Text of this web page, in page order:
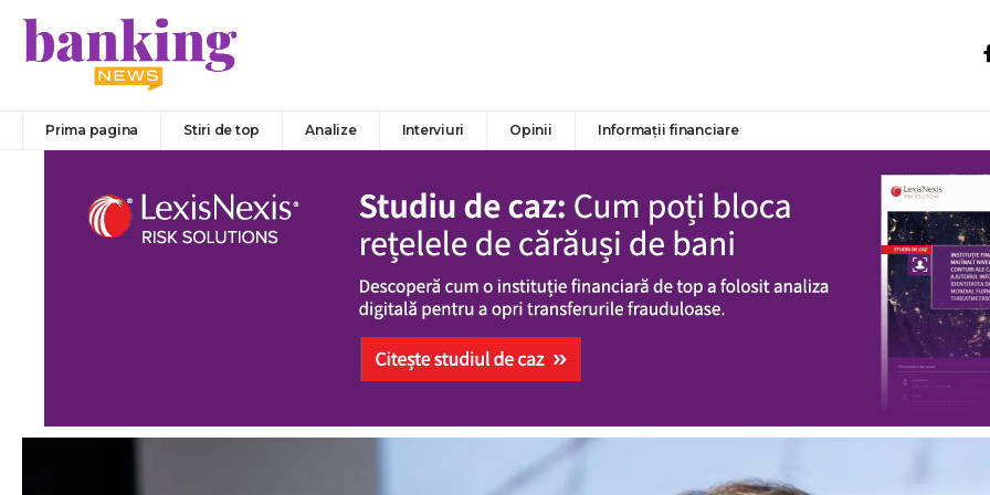
Prima pagina Stiri de top Analize Interviuri Opinii Informații financiare